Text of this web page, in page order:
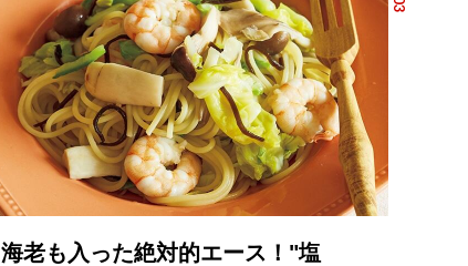
海老も入った絶対的エース！"塩